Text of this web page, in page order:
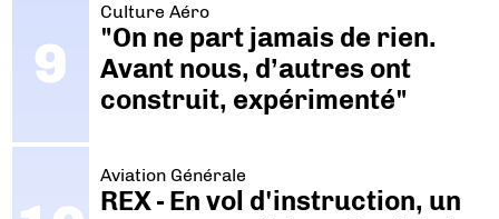
Culture Aéro
"On ne part jamais de rien.
Avant nous, d’autres ont
construit, expérimenté"
Aviation Générale
REX - En vol d'instruction, un